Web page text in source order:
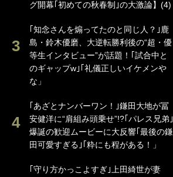
グ開幕｢初めての秋春制｣の大激論】(4)
｢知念さんを煽ってたのと同じ人？｣鹿
島・鈴木優磨、大逆転勝利後の“超・優
等生インタビュー”が話題！｢試合中と
のギャップw｣｢礼儀正しいイケメンや
な」
｢あざとナンバーワン！｣鎌田大地が冨
安健洋に“肩組み頭乗せ”!?｢パレス兄弟｣
爆誕の歓迎ムービーに大反響｢最後の鎌
田可愛すぎる｣｢粋にも程がある！」
｢守り方かっこよすぎ｣上田綺世が妻